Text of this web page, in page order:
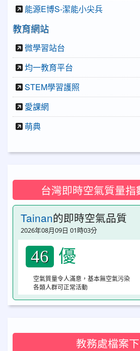
能源E博S-潔能小尖兵
教育網站
微學習站台
均一教育平台
STEM學習護照
愛課網
萌典
台灣即時空氣質量指
Tainan的即時空氣品質
2026年08月09日 01時03分
46 優
空氣質量令人滿意，基本無空氣污染
各類人群可正常活動
教務處檔案